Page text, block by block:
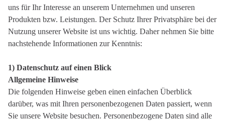
uns für Ihr Interesse an unserem Unternehmen und unseren
Produkten bzw. Leistungen. Der Schutz Ihrer Privatsphäre bei der
Nutzung unserer Website ist uns wichtig. Daher nehmen Sie bitte
nachstehende Informationen zur Kenntnis:
1) Datenschutz auf einen Blick
Allgemeine Hinweise
Die folgenden Hinweise geben einen einfachen Überblick
darüber, was mit Ihren personenbezogenen Daten passiert, wenn
Sie unsere Website besuchen. Personenbezogene Daten sind alle